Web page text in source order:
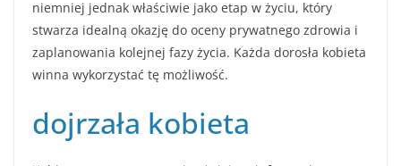
niemniej jednak właściwie jako etap w życiu, który
stwarza idealną okazję do oceny prywatnego zdrowia i
zaplanowania kolejnej fazy życia. Każda dorosła kobieta
winna wykorzystać tę możliwość.
dojrzała kobieta